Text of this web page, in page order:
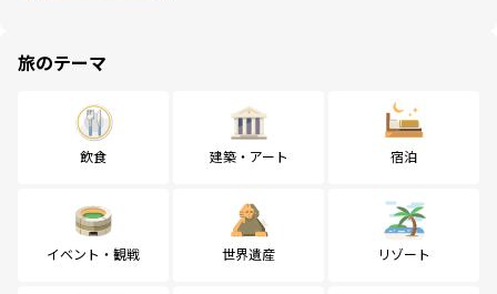
旅のテーマ
飲食 建築・アート 宿泊
イベント・観戦 世界遺産 リゾート